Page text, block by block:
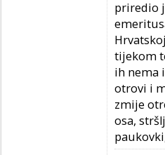
priredio
tijekom
ih nema
otrovi i
zmije
osa,